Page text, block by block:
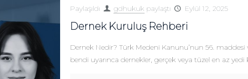
Paylaşıldı gdhukuk paylaştı Eylül 12, 2025
Dernek Kuruluş Rehberi
Dernek Nedir? Türk Medeni Kanunu’nun 56.
bendi uyarınca dernekler, gerçek veya tüzel en az